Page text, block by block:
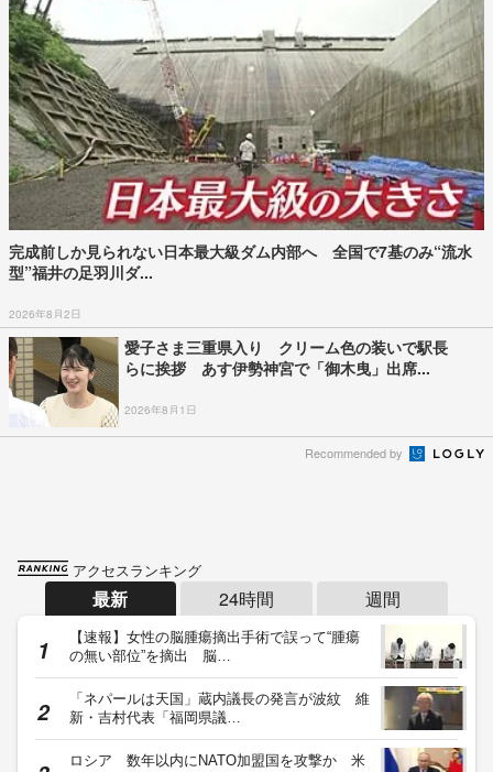
完成前しか見られない日本最大級ダム内部へ 全国で7基のみ“流水
型”福井の足羽川ダ...
2026年8月2日
愛子さま三重県入り クリーム色の装いで駅長
らに挨拶 あす伊勢神宮で「御木曳」出席...
2026年8月1日
Recommended by
アクセスランキング
最新 24時間 週間
【速報】女性の脳腫瘍摘出手術で誤って“腫瘍
の無い部位”を摘出 脳…
「ネパールは天国」蔵内議長の発言が波紋 維
新・吉村代表「福岡県議…
ロシア 数年以内にNATO加盟国を攻撃か 米